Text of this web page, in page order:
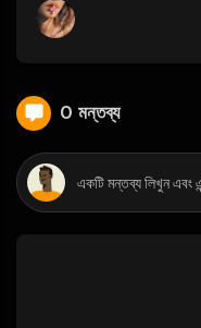
0 মন্তব্য